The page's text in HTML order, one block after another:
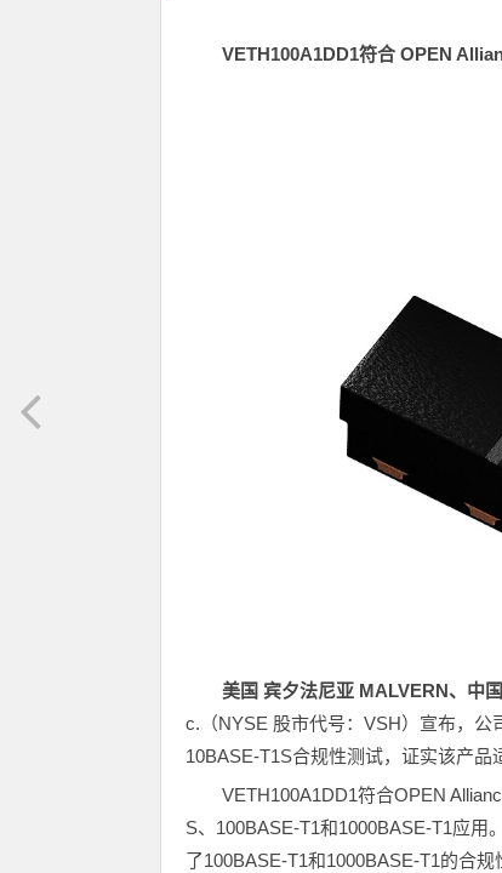
VETH100A1DD1符合 OPEN
美国 宾夕法尼亚 MALVERN、中国
c.（NYSE 股市代号：VSH）宣布，公
10BASE-T1S合规性测试，证实该产品
VETH100A1DD1符合OPEN
S、100BASE-T1和1000BASE-T1应用
了100BASE-T1和1000BASE-T1的合